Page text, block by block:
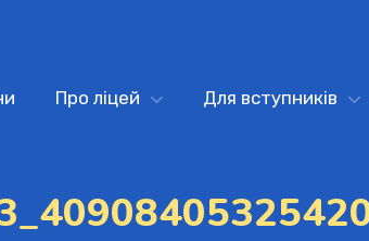
Про ліцей Для вступників